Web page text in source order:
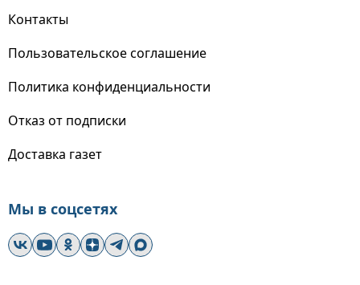
Контакты
Пользовательское соглашение
Политика конфиденциальности
Отказ от подписки
Доставка газет
Мы в соцсетях